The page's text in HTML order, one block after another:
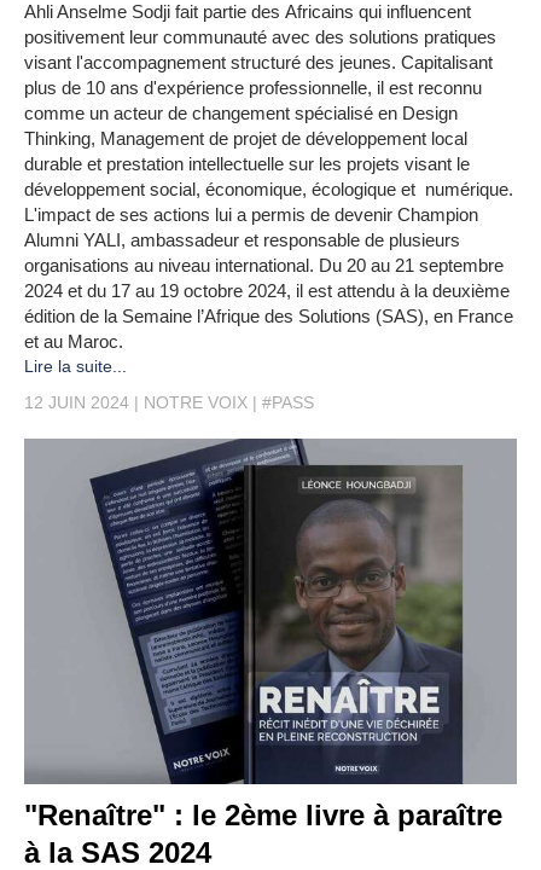
Ahli Anselme Sodji fait partie des Africains qui influencent
positivement leur communauté avec des solutions pratiques
visant l'accompagnement structuré des jeunes. Capitalisant
plus de 10 ans d'expérience professionnelle, il est reconnu
comme un acteur de changement spécialisé en Design
Thinking, Management de projet de développement local
durable et prestation intellectuelle sur les projets visant le
développement social, économique, écologique et numérique.
L'impact de ses actions lui a permis de devenir Champion
Alumni YALI, ambassadeur et responsable de plusieurs
organisations au niveau international. Du 20 au 21 septembre
2024 et du 17 au 19 octobre 2024, il est attendu à la deuxième
édition de la Semaine l’Afrique des Solutions (SAS), en France
et au Maroc.​​​​​​​
Lire la suite...
12 JUIN 2024
NOTRE VOIX #PASS
"Renaître" : le 2ème livre à paraître
à la SAS 2024